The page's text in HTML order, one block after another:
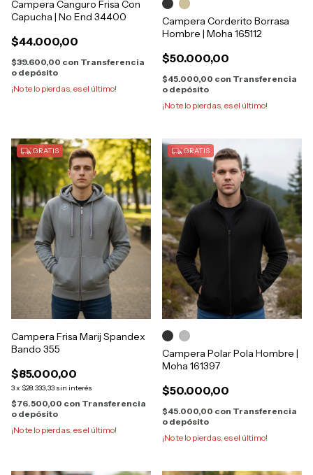
Campera Canguro Frisa Con
Capucha | No End 34400
$44.000,00
$39.600,00 con Transferencia
o depósito
¡No te lo pierdas, es el último!
Campera Corderito Borrasa
Hombre | Moha 165112
$50.000,00
$45.000,00 con Transferencia
o depósito
¡No te lo pierdas, es el último!
GRATIS
Campera Frisa Marij Spandex
Bando 355
$85.000,00
3x $28.333,33 sin interés
$76.500,00 con Transferencia
o depósito
¡No te lo pierdas, es el último!
GRATIS
Campera Polar Pola Hombre |
Moha 161397
$50.000,00
$45.000,00 con Transferencia
o depósito
¡No te lo pierdas, es el último!